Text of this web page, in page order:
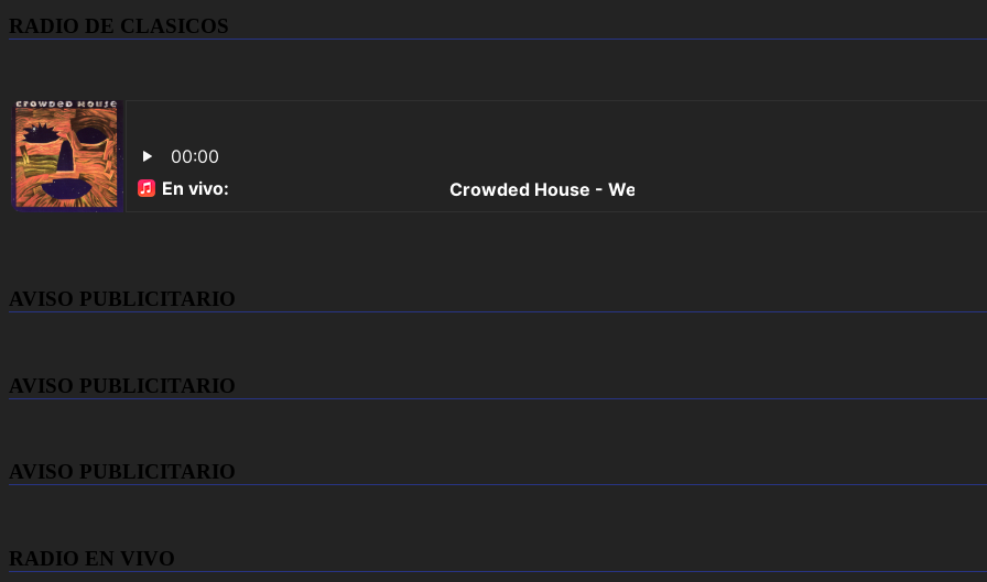
RADIO DE CLASICOS
AVISO PUBLICITARIO
AVISO PUBLICITARIO
AVISO PUBLICITARIO
RADIO EN VIVO